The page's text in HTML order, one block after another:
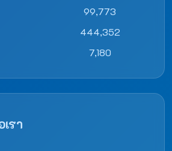
99,773
444,352
7,180
รา